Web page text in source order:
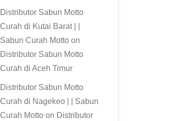
Distributor Sabun Motto
Curah di Kutai Barat | |
Sabun Curah Mottoon
Distributor Sabun Motto
Curah di Aceh Timur
Distributor Sabun Motto
Curah di Nagekeo | | Sabun
Curah Mottoon Distributor